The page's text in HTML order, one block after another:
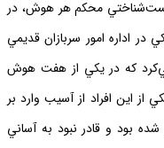
محكم هر هوش، در
اداره امور سربازان قديمي
كه در يكي از هفت هوش
از اين افراد از آسيب وارد بر
بود و قادر نبود به آساني